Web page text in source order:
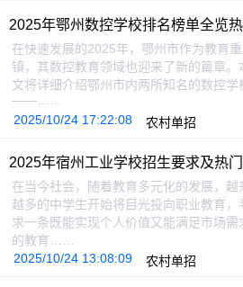
2025年鄂州数控学校排名榜单全览
在快速发展的2025年，鄂州市作为教育重
镇，其数控教育领域也迎来了新的篇章。
文将详细介绍鄂州市内两所知名的数控学
——……
2025/10/24 17:22:08
农村单招
2025年宿州工业学校招生要求及热
在当今社会，随着教育多元化的发展，越
越多的中学生开始将目光投向职业教育，
求一条既能实现个人价值又能满足市场需
的教育……
2025/10/24 13:08:09
农村单招